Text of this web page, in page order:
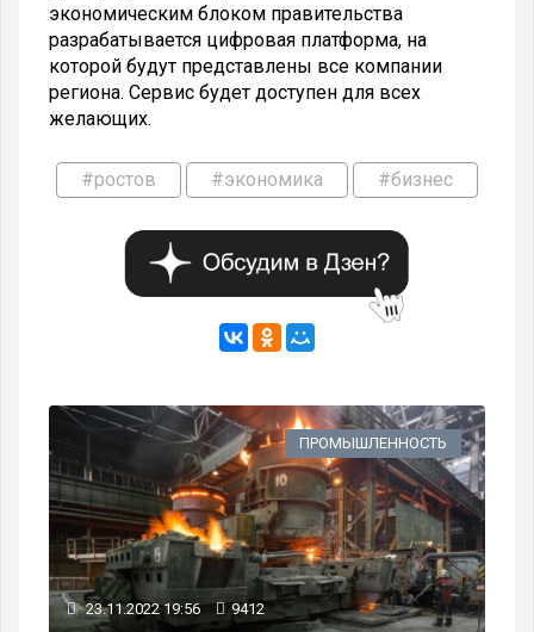
экономическим блоком правительства
разрабатывается цифровая платформа, на
которой будут представлены все компании
региона. Сервис будет доступен для всех
желающих.
#ростов #экономика #бизнес
ПРОМЫШЛЕННОСТЬ
23.11.2022 19:56 9412